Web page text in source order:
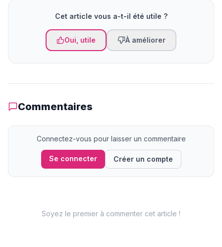
Cet article vous a-t-il été utile ?
Oui, utile À améliorer
Commentaires
Connectez-vous pour laisser un commentaire
Se connecter Créer un compte
Soyez le premier à commenter cet article !